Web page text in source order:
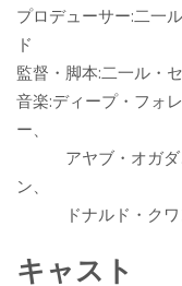
プロデューサー:二一
ド
監督・脚本:二一ル・
音楽:ディープ・フォ
ー、
アヤブ・オガダ、
ン、
ドナルド・クワ
キャスト